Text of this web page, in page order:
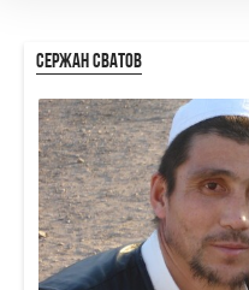
СЕРЖАН СВАТОВ